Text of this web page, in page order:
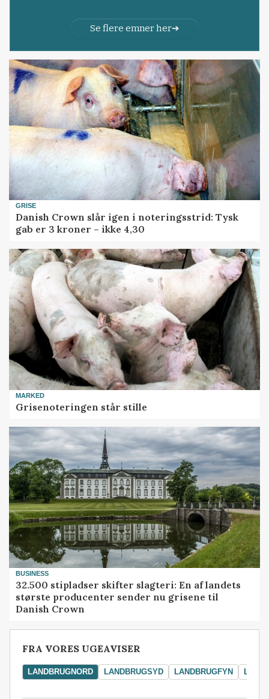
Se flere emner her
GRISE
Danish Crown slår igen i noteringsstrid: Tysk
gab er 3 kroner – ikke 4,30
MARKED
Grisenoteringen står stille
BUSINESS
32.500 stipladser skifter slagteri: En af landets
største producenter sender nu grisene til
Danish Crown
FRA VORES UGEAVISER
LANDBRUGNORD LANDBRUGSYD LANDBRUGFYN